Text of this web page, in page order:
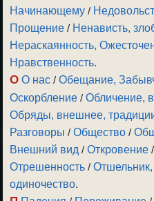
Начинающему /
Прощение / Ненависть,
Нераскаянность,
Нравственность.
О О нас /Обещание,
Оскорбление /Обличение,
Обряды, внешнее,
Разговоры /Общество /
Внешний вид /Откровение
Отрешенность /
одиночество.